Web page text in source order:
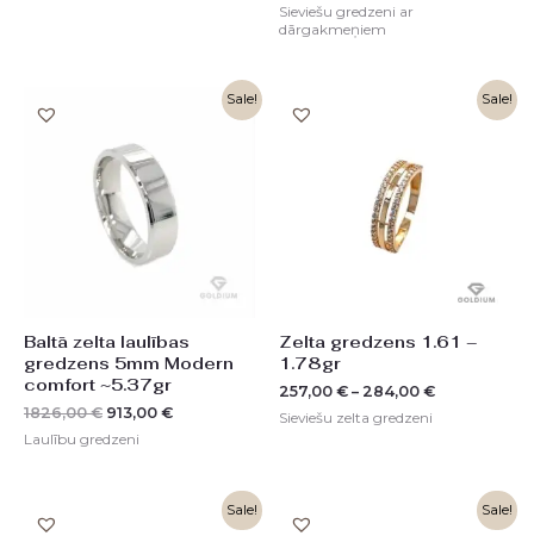
Sieviešu gredzeni ar
dārgakmeņiem
Sale!
Baltā zelta laulības
gredzens 5mm Modern
comfort ~5.37gr
1826,00€
1826,00 €.
913,00 €
Current
Laulību gredzeni
Sale!
Zelta gredzens 1.61 –
1.78gr
257,00 € – 284,00 €
Sieviešu zelta gredzeni
Sale! Sale!